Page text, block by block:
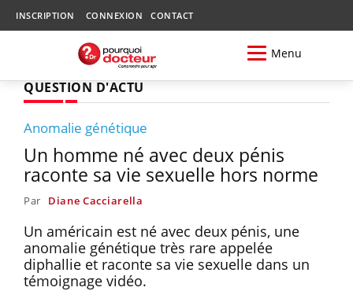
INSCRIPTION CONNEXION CONTACT
Menu
QUESTION D'ACTU
Anomalie génétique
Un homme né avec deux pénis
raconte sa vie sexuelle hors norme
Par Diane Cacciarella
Un américain est né avec deux pénis, une
anomalie génétique très rare appelée
diphallie et raconte sa vie sexuelle dans un
témoignage vidéo.